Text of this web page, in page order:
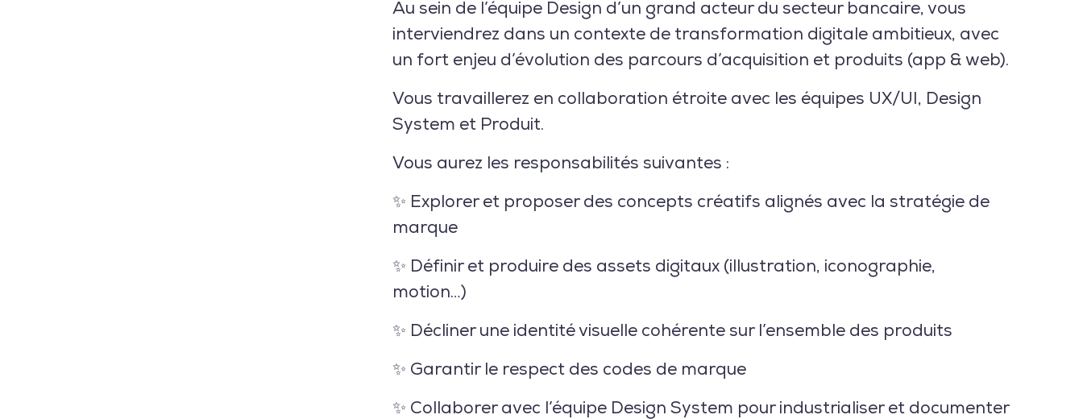
Au sein de l’équipe Design d’un grand acteur du secteur bancaire, vous
interviendrez dans un contexte de transformation digitale ambitieux, avec
un fort enjeu d’évolution des parcours d’acquisition et produits (app & web).
Vous travaillerez en collaboration étroite avec les équipes UX/UI, Design
System et Produit.
Vous aurez les responsabilités suivantes :
✨ Explorer et proposer des concepts créatifs alignés avec la stratégie de
marque
✨ Définir et produire des assets digitaux (illustration, iconographie,
motion…)
✨ Décliner une identité visuelle cohérente sur l’ensemble des produits
✨ Garantir le respect des codes de marque
✨ Collaborer avec l’équipe Design System pour industrialiser et documenter